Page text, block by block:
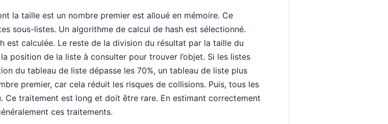
la taille est un nombre premier est alloué en mémoire. Ce
sous-listes. Un algorithme de calcul de hash est sélectionné.
est calculée. Le reste de la division du résultat par la taille du
position de la liste à consulter pour trouver l’objet. Si les listes
du tableau de liste dépasse les 70%, un tableau de liste plus
premier, car cela réduit les risques de collisions. Puis, tous les
Ce traitement est long et doit être rare. En estimant correctement
ces traitements.